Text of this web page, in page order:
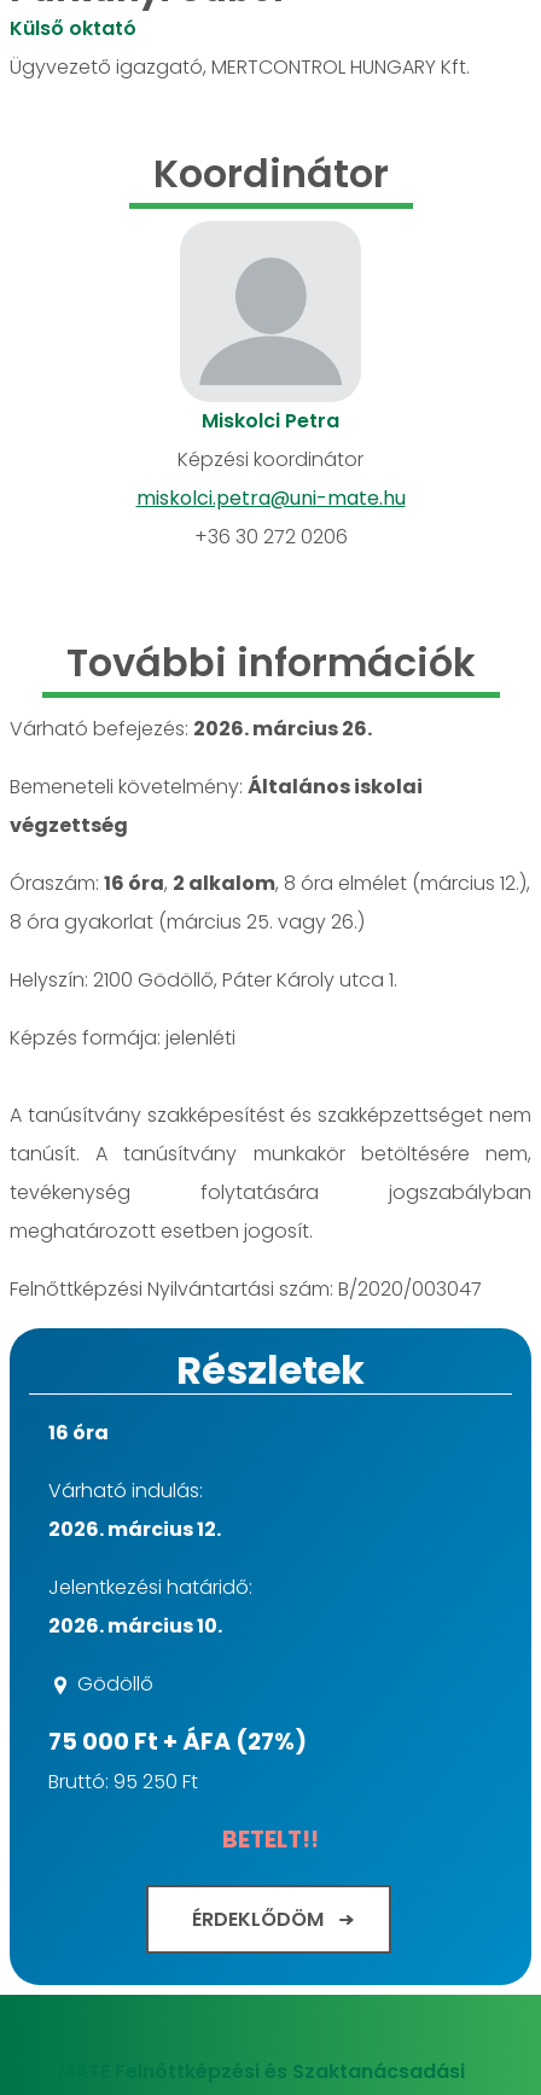
Külső oktató
Ügyvezető igazgató, MERTCONTROL HUNGARY Kft.
Koordinátor
Miskolci Petra
Képzési koordinátor
miskolci.petra@uni-mate.hu
+36 30 272 0206
További információk
Várható befejezés: 2026. március 26.
Bemeneteli követelmény: Általános iskolai
végzettség
Óraszám: 16 óra, 2 alkalom, 8 óra elmélet (március 12.),
8 óra gyakorlat (március 25. vagy 26.)
Helyszín: 2100 Gödöllő, Páter Károly utca 1.
jelenléti
A tanúsítvány szakképesítést és szakképzettséget nem
tanúsít. A tanúsítvány munkakör betöltésére nem,
tevékenység folytatására jogszabályban
meghatározott esetben jogosít.
Felnőttképzési Nyilvántartási szám: B/2020/003047
Részletek
16 óra
Várható indulás:
2026. március 12.
Jelentkezési határidő:
2026. március 10.
Gödöllő
75 000 Ft + ÁFA (27%)
Bruttó: 95 250 Ft
BETELT!!
ÉRDEKLŐDÖM
MATE Felnőttképzési és Szaktanácsadási